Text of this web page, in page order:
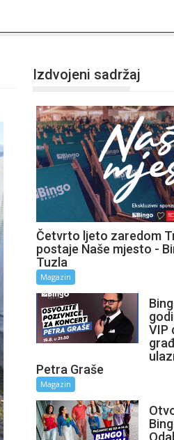
Izdvojeni sadržaj
Četvrto ljeto zaredom
postaje Naše mjesto -
Tuzla
Magazin
VIP
Petra Graše
Magazin